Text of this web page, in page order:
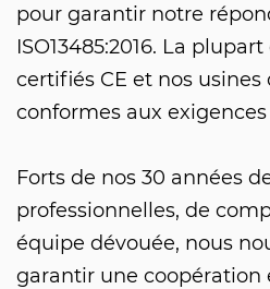
pour garantir notre
ISO13485:2016. La
certifiés CE et nos usines
conformes aux exigences
Forts de nos 30 années
professionnelles, de
équipe dévouée, nous
garantir une coopération